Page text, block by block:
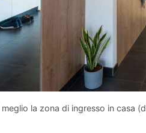
la zona di ingresso in casa